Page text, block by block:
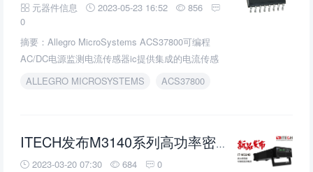
元器件信息 2023-05-23 16:52
856
0
摘要：​Allegro MicroSystems ACS37800可编程
AC/DC电源监测电流传感器ic提供集成的电流传感
器技术，利用霍尔效应和电隔离提供增强隔离，无
ALLEGRO MICROSYSTEMS ACS37800
ITECH发布M3140系列高功率密度可编程 直流
2023-03-20 07:30 684
0